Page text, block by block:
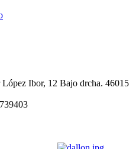
Ibor, 12 Bajo drcha. 46015